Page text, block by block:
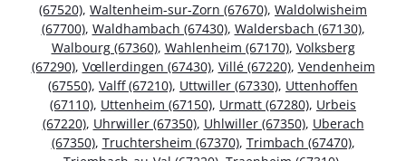
(67520), Waltenheim-sur-Zorn (67670), Waldolwisheim
(67700), Waldhambach (67430), Waldersbach (67130),
Walbourg (67360), Wahlenheim (67170), Volksberg
(67290), Vœllerdingen (67430), Villé (67220), Vendenheim
(67550), Valff (67210), Uttwiller (67330), Uttenhoffen
(67110), Uttenheim (67150), Urmatt (67280), Urbeis
(67220), Uhrwiller (67350), Uhlwiller (67350), Uberach
(67350), Truchtersheim (67370), Trimbach (67470),